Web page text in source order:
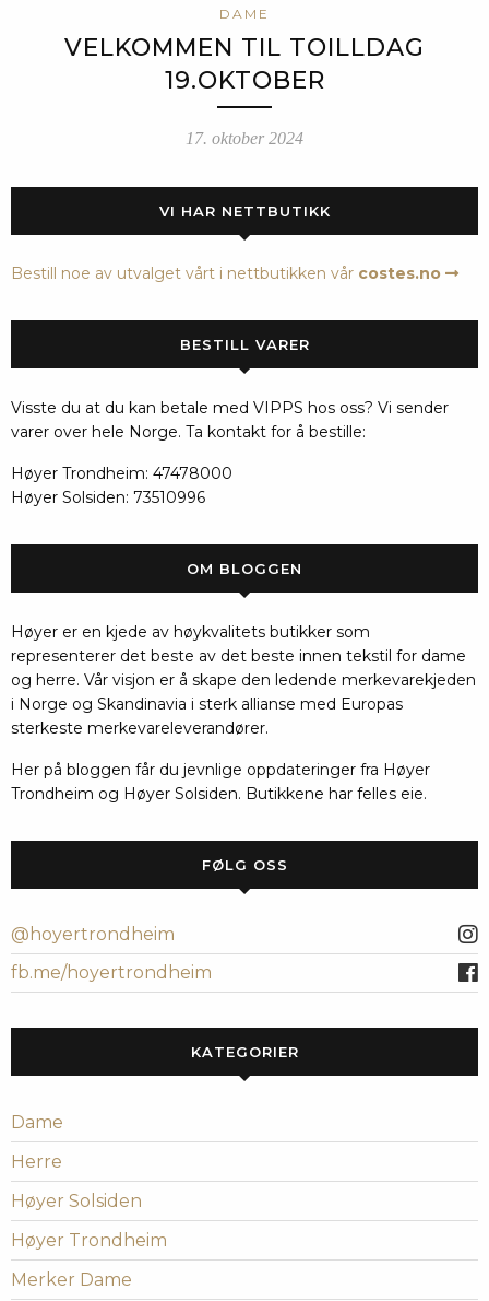
DAME
VELKOMMEN TIL TOILLDAG
19.OKTOBER
17. oktober 2024
VI HAR NETTBUTIKK
Bestill noe av utvalget vårt i nettbutikken vår costes.no
BESTILL VARER
Visste du at du kan betale med VIPPS hos oss? Vi sender
varer over hele Norge. Ta kontakt for å bestille:
Høyer Trondheim: 47478000
Høyer Solsiden: 73510996
OM BLOGGEN
Høyer er en kjede av høykvalitets butikker som
representerer det beste av det beste innen tekstil for dame
og herre. Vår visjon er å skape den ledende merkevarekjeden
i Norge og Skandinavia i sterk allianse med Europas
sterkeste merkevareleverandører.
Her på bloggen får du jevnlige oppdateringer fra Høyer
Trondheim og Høyer Solsiden. Butikkene har felles eie.
FØLG OSS
@hoyertrondheim
fb.me/hoyertrondheim
KATEGORIER
Dame
Herre
Høyer Solsiden
Høyer Trondheim
Merker Dame